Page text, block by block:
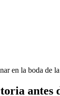
en la boda de
antes